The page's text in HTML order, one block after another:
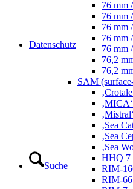
Datenschutz
Suche
76 mm
76 mm
76 mm
76 mm
76 mm
76,2
76,2
SAM
‚MICA‘
‚Mistral‘
‚Sea
‚Sea
‚Sea
HHQ 7
RIM-
RIM-66